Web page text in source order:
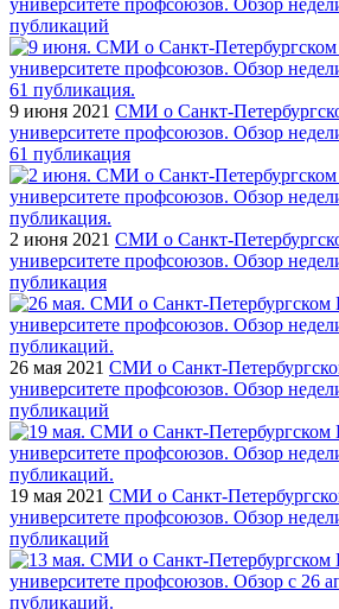
публикаций
9 июня 2021 СМИ о Санкт-
университете профсоюзов. Обзор
61 публикация
2 июня 2021 СМИ о Санкт-
университете профсоюзов. Обзор
публикация
26 мая 2021 СМИ о Санкт-
университете профсоюзов. Обзор
публикаций
19 мая 2021 СМИ о Санкт-
университете профсоюзов. Обзор
публикаций